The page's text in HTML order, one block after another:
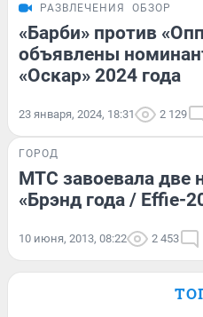
РАЗВЛЕЧЕНИЯ ОБЗОР
«Барби» против
объявлены
«Оскар» 2024 года
23 января, 2024, 18:31 2 129
ГОРОД
МТС завоевала две
«Брэнд года / Effie-
10 июня, 2013, 08:22 2 453